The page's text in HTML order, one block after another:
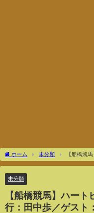
ホーム 未分類
【船橋競
／ゲスト：近藤夢／解説：ジョーカ
未分類
【船橋競馬】ハー
行：田中歩／ゲスト